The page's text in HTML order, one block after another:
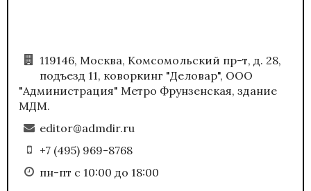
119146, Москва, Комсомольский пр-т, д. 28,
подъезд 11, коворкинг "Деловар", ООО
"Администрация" Метро Фрунзенская, здание
МДМ.
editor@admdir.ru
+7 (495) 969-8768
пн-пт с 10:00 до 18:00